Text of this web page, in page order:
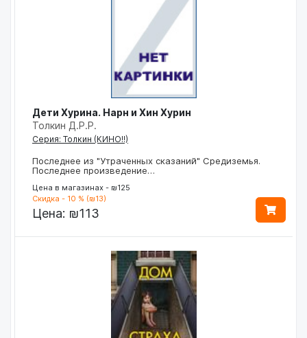
Дети Хурина. Нарн и Хин Хурин
Толкин Д.Р.Р.
Серия: Толкин (КИНО!!)
Последнее из "Утраченных сказаний" Средиземья.
Последнее произведение…
Цена в магазинах - ₪125
Скидка - 10 % (₪13)
Цена: ₪113